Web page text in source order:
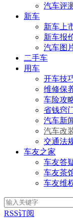
汽车评
新车
新车上
新车报
汽车图
二手车
用车
开车技
维修保
车险攻
省钱窍
汽车新
汽车改
交通法
车友之家
车友答
车友茶
车友维
RSS订阅